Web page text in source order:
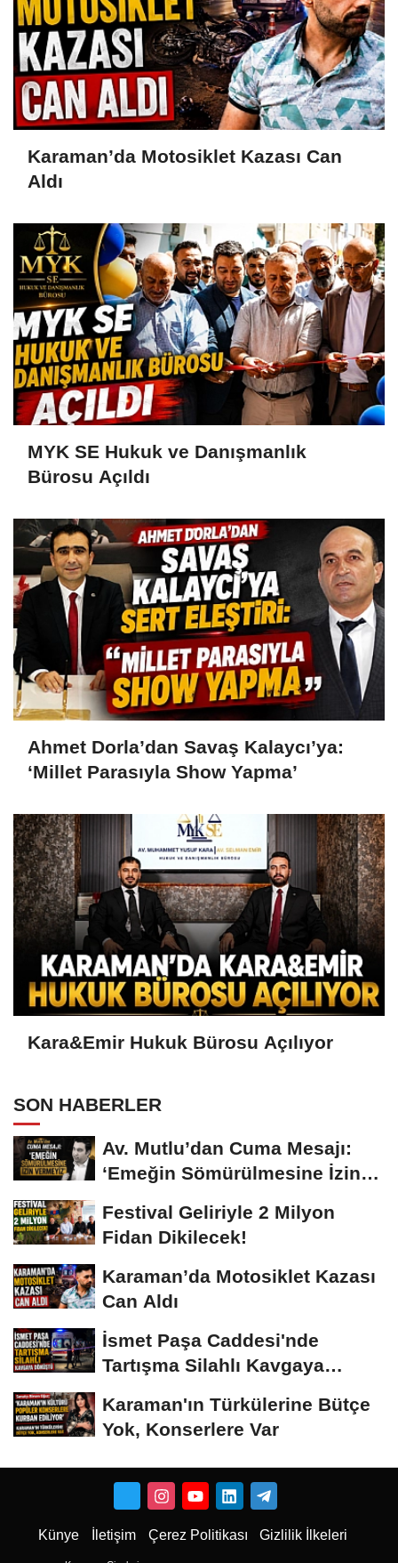
Karaman’da Motosiklet Kazası Can
Aldı
MYK SE Hukuk ve Danışmanlık
Bürosu Açıldı
Ahmet Dorla’dan Savaş Kalaycı’ya:
‘Millet Parasıyla Show Yapma’
Kara&Emir Hukuk Bürosu Açılıyor
SON HABERLER
Av. Mutlu’dan Cuma Mesajı:
‘Emeğin Sömürülmesine İzin
Festival Geliriyle 2 Milyon
Fidan Dikilecek!
Karaman’da Motosiklet Kazası
Can Aldı
İsmet Paşa Caddesi'nde
Tartışma Silahlı Kavgaya
Karaman'ın Türkülerine Bütçe
Yok, Konserlere Var
Künye İletişim Çerez Politikası Gizlilik İlkeleri